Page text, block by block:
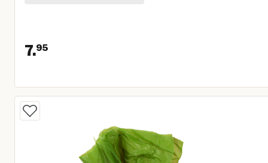
7.95
Huidige prijs € 7,95